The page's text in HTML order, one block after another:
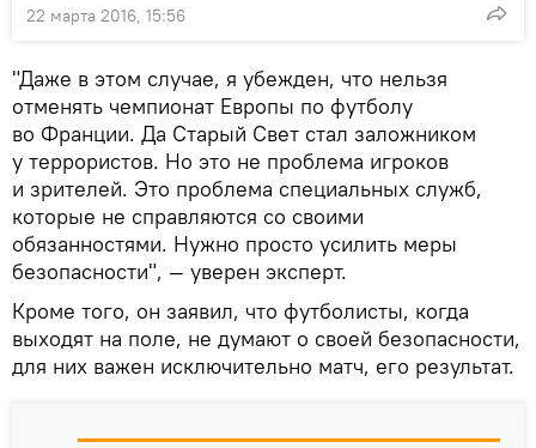
22 марта 2016, 15:56
"Даже в этом случае, я убежден, что нельзя
отменять чемпионат Европы по футболу
во Франции. Да Старый Свет стал заложником
у террористов. Но это не проблема игроков
и зрителей. Это проблема специальных служб,
которые не справляются со своими
обязанностями. Нужно просто усилить меры
безопасности", — уверен эксперт.
Кроме того, он заявил, что футболисты, когда
выходят на поле, не думают о своей безопасности,
для них важен исключительно матч, его результат.